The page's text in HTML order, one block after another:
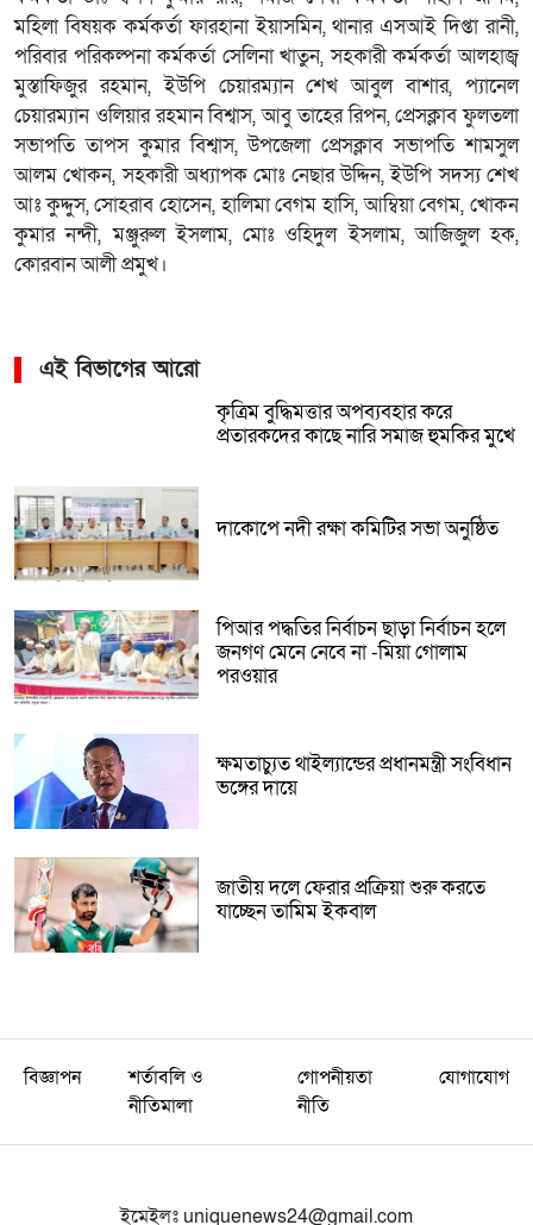
মহিলা বিষয়ক কর্মকর্তা ফারহানা ইয়াসমিন, থানার এসআই দিপ্তা রানী,
পরিবার পরিকল্পনা কর্মকর্তা সেলিনা খাতুন, সহকারী কর্মকর্তা আলহাজ্ব
মুস্তাফিজুর রহমান, ইউপি চেয়ারম্যান শেখ আবুল বাশার, প্যানেল
চেয়ারম্যান ওলিয়ার রহমান বিশ্বাস, আবু তাহের রিপন, প্রেসক্লাব ফুলতলা
সভাপতি তাপস কুমার বিশ্বাস, উপজেলা প্রেসক্লাব সভাপতি শামসুল
আলম খোকন, সহকারী অধ্যাপক মোঃ নেছার উদ্দিন, ইউপি সদস্য শেখ
আঃ কুদ্দুস, সোহরাব হোসেন, হালিমা বেগম হাসি, আম্বিয়া বেগম, খোকন
কুমার নন্দী, মঞ্জুরুল ইসলাম, মোঃ ওহিদুল ইসলাম, আজিজুল হক,
কোরবান আলী প্রমুখ।
এই বিভাগের আরো
কৃত্রিম বুদ্ধিমত্তার অপব্যবহার করে
প্রতারকদের কাছে নারি সমাজ হুমকির মুখে
দাকোপে নদী রক্ষা কমিটির সভা অনুষ্ঠিত
পিআর পদ্ধতির নির্বাচন ছাড়া নির্বাচন হলে
জনগণ মেনে নেবে না -মিয়া গোলাম
পরওয়ার
ক্ষমতাচ্যুত থাইল্যান্ডের প্রধানমন্ত্রী সংবিধান
ভঙ্গের দায়ে
জাতীয় দলে ফেরার প্রক্রিয়া শুরু করতে
যাচ্ছেন তামিম ইকবাল
বিজ্ঞাপন
শর্তাবলি ও
নীতিমালা
গোপনীয়তা
নীতি
যোগাযোগ
ইমেইলঃ uniquenews24@gmail.com